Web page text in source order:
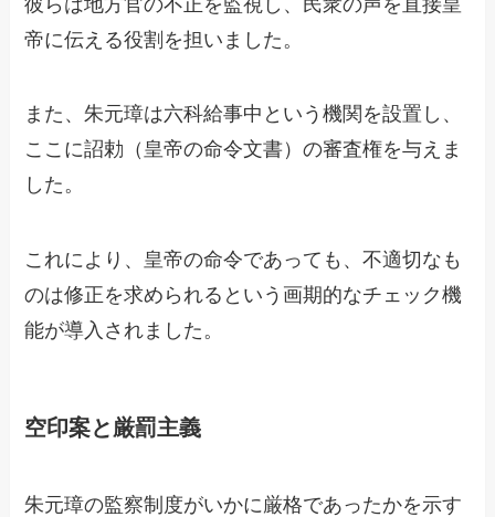
帝に伝える役割を担いました。
また、朱元璋は六科給事中という機関を設置し、
ここに詔勅（皇帝の命令文書）の審査権を与えま
した。
これにより、皇帝の命令であっても、不適切なも
のは修正を求められるという画期的なチェック機
能が導入されました。
空印案と厳罰主義
朱元璋の監察制度がいかに厳格であったかを示す